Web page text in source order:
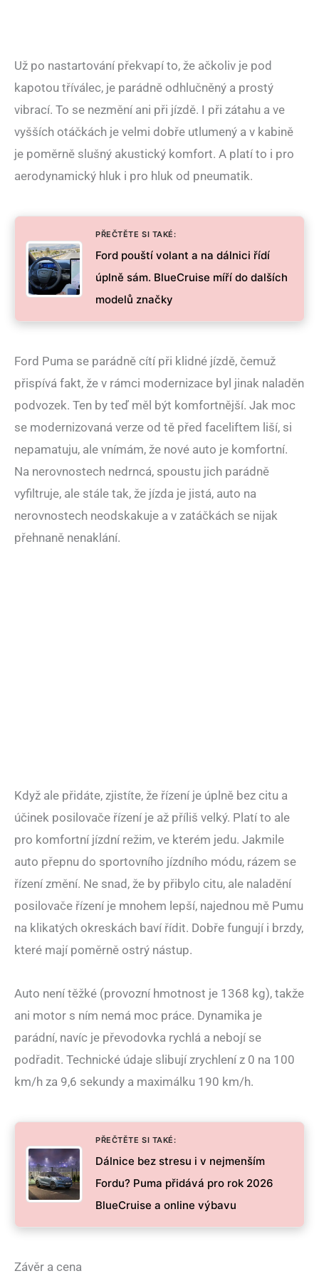
Už po nastartování překvapí to, že ačkoliv je pod
kapotou tříválec, je parádně odhlučněný a prostý
vibrací. To se nezmění ani při jízdě. I při zátahu a ve
vyšších otáčkách je velmi dobře utlumený a v kabině
je poměrně slušný akustický komfort. A platí to i pro
aerodynamický hluk i pro hluk od pneumatik.
PŘEČTĚTE SI TAKÉ:
Ford pouští volant a na dálnici řídí
úplně sám. BlueCruise míří do dalších
modelů značky
Ford Puma se parádně cítí při klidné jízdě, čemuž
přispívá fakt, že v rámci modernizace byl jinak naladěn
podvozek. Ten by teď měl být komfortnější. Jak moc
se modernizovaná verze od tě před faceliftem liší, si
nepamatuju, ale vnímám, že nové auto je komfortní.
Na nerovnostech nedrncá, spoustu jich parádně
vyfiltruje, ale stále tak, že jízda je jistá, auto na
nerovnostech neodskakuje a v zatáčkách se nijak
přehnaně nenaklání.
Když ale přidáte, zjistíte, že řízení je úplně bez citu a
účinek posilovače řízení je až příliš velký. Platí to ale
pro komfortní jízdní režim, ve kterém jedu. Jakmile
auto přepnu do sportovního jízdního módu, rázem se
řízení změní. Ne snad, že by přibylo citu, ale naladění
posilovače řízení je mnohem lepší, najednou mě Pumu
na klikatých okreskách baví řídit. Dobře fungují i brzdy,
které mají poměrně ostrý nástup.
Auto není těžké (provozní hmotnost je 1368 kg), takže
ani motor s ním nemá moc práce. Dynamika je
parádní, navíc je převodovka rychlá a nebojí se
podřadit. Technické údaje slibují zrychlení z 0 na 100
km/h za 9,6 sekundy a maximálku 190 km/h.
PŘEČTĚTE SI TAKÉ:
Dálnice bez stresu i v nejmenším
Fordu? Puma přidává pro rok 2026
BlueCruise a online výbavu
Závěr a cena